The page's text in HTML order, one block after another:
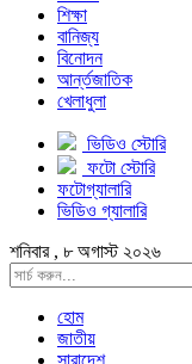
শিক্ষা
বানিজ্য
বিনোদন
আর্ন্তজাতিক
খেলাধুলা
ভিডিও স্টোরি
ফটো স্টোরি
ফটোগ্যালারি
ভিডিও গ্যালারি
শনিবার , ৮ অগাস্ট ২০২৬
হোম
জাতীয়
সারাদেশ